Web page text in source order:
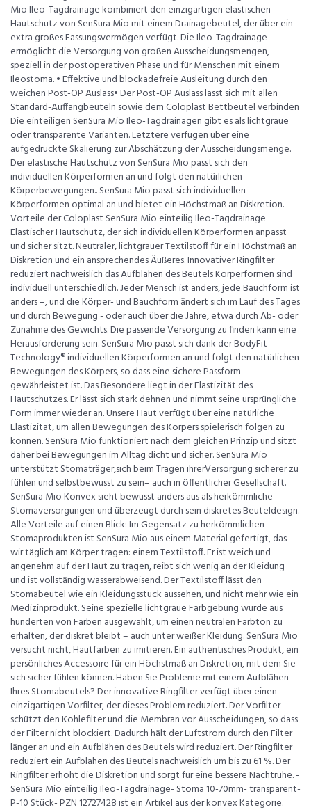
Mio Ileo-Tagdrainage kombiniert den einzigartigen elastischen
Hautschutz von SenSura Mio mit einem Drainagebeutel, der über ein
extra großes Fassungsvermögen verfügt. Die Ileo-Tagdrainage
ermöglicht die Versorgung von großen Ausscheidungsmengen,
speziell in der postoperativen Phase und für Menschen mit einem
Ileostoma. • Effektive und blockadefreie Ausleitung durch den
weichen Post-OP Auslass• Der Post-OP Auslass lässt sich mit allen
Standard-Auffangbeuteln sowie dem Coloplast Bettbeutel verbinden
Die einteiligen SenSura Mio Ileo-Tagdrainagen gibt es als lichtgraue
oder transparente Varianten. Letztere verfügen über eine
aufgedruckte Skalierung zur Abschätzung der Ausscheidungsmenge.
Der elastische Hautschutz von SenSura Mio passt sich den
individuellen Körperformen an und folgt den natürlichen
Körperbewegungen.. SenSura Mio passt sich individuellen
Körperformen optimal an und bietet ein Höchstmaß an Diskretion.
Vorteile der Coloplast SenSura Mio einteilig Ileo-Tagdrainage
Elastischer Hautschutz, der sich individuellen Körperformen anpasst
und sicher sitzt. Neutraler, lichtgrauer Textilstoff für ein Höchstmaß an
Diskretion und ein ansprechendes Äußeres. Innovativer Ringfilter
reduziert nachweislich das Aufblähen des Beutels Körperformen sind
individuell unterschiedlich. Jeder Mensch ist anders, jede Bauchform ist
anders –, und die Körper- und Bauchform ändert sich im Lauf des Tages
und durch Bewegung - oder auch über die Jahre, etwa durch Ab- oder
Zunahme des Gewichts. Die passende Versorgung zu finden kann eine
Herausforderung sein. SenSura Mio passt sich dank der BodyFit
Technology® individuellen Körperformen an und folgt den natürlichen
Bewegungen des Körpers, so dass eine sichere Passform
gewährleistet ist. Das Besondere liegt in der Elastizität des
Hautschutzes. Er lässt sich stark dehnen und nimmt seine ursprüngliche
Form immer wieder an. Unsere Haut verfügt über eine natürliche
Elastizität, um allen Bewegungen des Körpers spielerisch folgen zu
können. SenSura Mio funktioniert nach dem gleichen Prinzip und sitzt
daher bei Bewegungen im Alltag dicht und sicher. SenSura Mio
unterstützt Stomaträger,sich beim Tragen ihrerVersorgung sicherer zu
fühlen und selbstbewusst zu sein– auch in öffentlicher Gesellschaft.
SenSura Mio Konvex sieht bewusst anders aus als herkömmliche
Stomaversorgungen und überzeugt durch sein diskretes Beuteldesign.
Alle Vorteile auf einen Blick: Im Gegensatz zu herkömmlichen
Stomaprodukten ist SenSura Mio aus einem Material gefertigt, das
wir täglich am Körper tragen: einem Textilstoff. Er ist weich und
angenehm auf der Haut zu tragen, reibt sich wenig an der Kleidung
und ist vollständig wasserabweisend. Der Textilstoff lässt den
Stomabeutel wie ein Kleidungsstück aussehen, und nicht mehr wie ein
Medizinprodukt. Seine spezielle lichtgraue Farbgebung wurde aus
hunderten von Farben ausgewählt, um einen neutralen Farbton zu
erhalten, der diskret bleibt – auch unter weißer Kleidung. SenSura Mio
versucht nicht, Hautfarben zu imitieren. Ein authentisches Produkt, ein
persönliches Accessoire für ein Höchstmaß an Diskretion, mit dem Sie
sich sicher fühlen können. Haben Sie Probleme mit einem Aufblähen
Ihres Stomabeutels? Der innovative Ringfilter verfügt über einen
einzigartigen Vorfilter, der dieses Problem reduziert. Der Vorfilter
schützt den Kohlefilter und die Membran vor Ausscheidungen, so dass
der Filter nicht blockiert. Dadurch hält der Luftstrom durch den Filter
länger an und ein Aufblähen des Beutels wird reduziert. Der Ringfilter
reduziert ein Aufblähen des Beutels nachweislich um bis zu 61 %. Der
Ringfilter erhöht die Diskretion und sorgt für eine bessere Nachtruhe. -
SenSura Mio einteilig Ileo-Tagdrainage- Stoma 10-70mm- transparent-
P-10 Stück- PZN 12727428 ist ein Artikel aus der konvex Kategorie.